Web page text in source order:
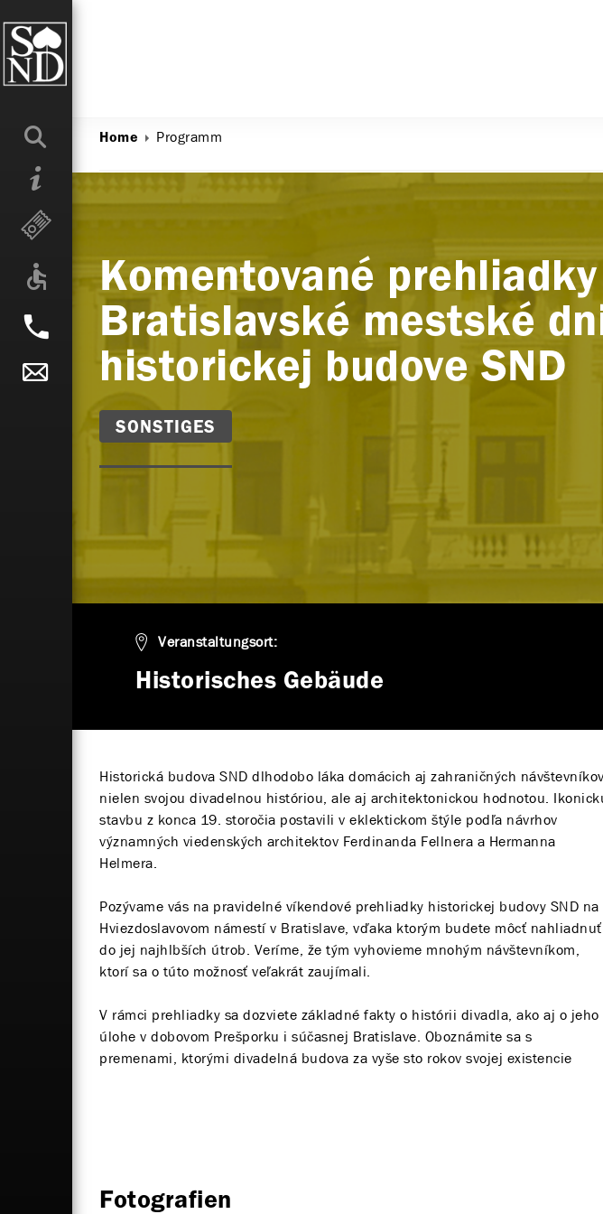
Home Programm
Komentované prehliadky
Bratislavské mestské
historickej budove SND
SONSTIGES
Veranstaltungsort:
Historisches Gebäude
Historická budova SND dlhodobo láka domácich aj zahraničných návštevníkov
nielen svojou divadelnou históriou, ale aj architektonickou hodnotou.
stavbu z konca 19. storočia postavili v eklektickom štýle podľa návrhov
významných viedenských architektov Ferdinanda Fellnera a Hermanna
Helmera.
Pozývame vás na pravidelné víkendové prehliadky historickej budovy SND na
Hviezdoslavovom námestí v Bratislave, vďaka ktorým budete môcť nahliadnuť
do jej najhlbších útrob. Veríme, že tým vyhovieme mnohým návštevníkom,
ktorí sa o túto možnosť veľakrát zaujímali.
V rámci prehliadky sa dozviete základné fakty o histórii divadla, ako aj o jeho
úlohe v dobovom Prešporku i súčasnej Bratislave. Oboznámite sa s
premenami, ktorými divadelná budova za vyše sto rokov svojej existencie
Fotografien